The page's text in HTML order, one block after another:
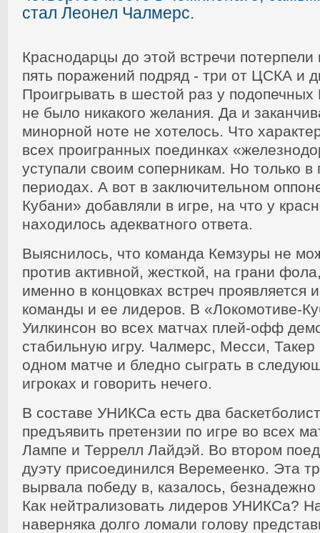
стал Леонел Чалмерс.
Краснодарцы до этой встречи
пять поражений подряд - три от ЦСКА и
Проигрывать в шестой раз у подопечных
не было никакого желания. Да и
минорной ноте не хотелось. Что
всех проигранных поединках
уступали своим соперникам. Но только в
периодах. А вот в заключительном
Кубани» добавляли в игре, на что у
находилось адекватного ответа.
Выяснилось, что команда Кемзуры не
против активной, жесткой, на грани
именно в концовках встреч проявляется
команды и ее лидеров. В «Локомотиве-
Уилкинсон во всех матчах плей-офф
стабильную игру. Чалмерс, Месси, Такер
одном матче и бледно сыграть в
игроках и говорить нечего.
В составе УНИКСа есть два
предъявить претензии по игре во всех
Лампе и Террелл Лайдэй. Во втором
дуэту присоединился Веремеенко. Эта
вырвала победу в, казалось, безнадежно
Как нейтрализовать лидеров УНИКСа?
наверняка долго ломали голову